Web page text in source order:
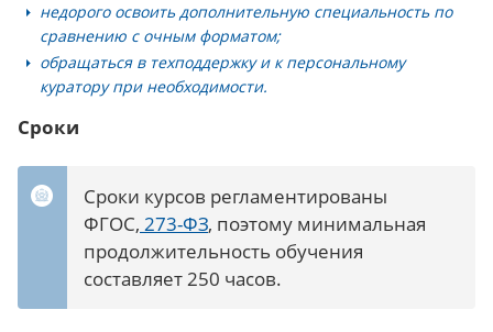
недорого освоить дополнительную специальность по
сравнению с очным форматом;
обращаться в техподдержку и к персональному
куратору при необходимости.
Сроки
Сроки курсов регламентированы
ФГОС, 273-ФЗ, поэтому минимальная
продолжительность обучения
составляет 250 часов.